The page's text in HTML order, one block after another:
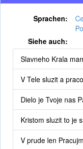
Sprachen:
Siehe auch:
Slavneho Krala
V Tele sluzit a
Dielo je Tvoje nas
Kristom sluzit to je
V prude len